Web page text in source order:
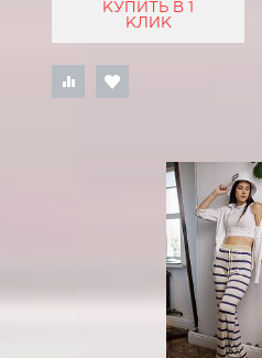
КУПИТЬ В 1
КЛИК